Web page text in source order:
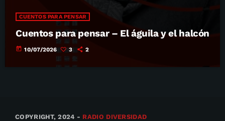
CUENTOS PARA PENSAR
Cuentos para pensar – El águila y el halcón
today 10/07/2026 3 2
COPYRIGHT, 2024 - RADIO DIVERSIDAD